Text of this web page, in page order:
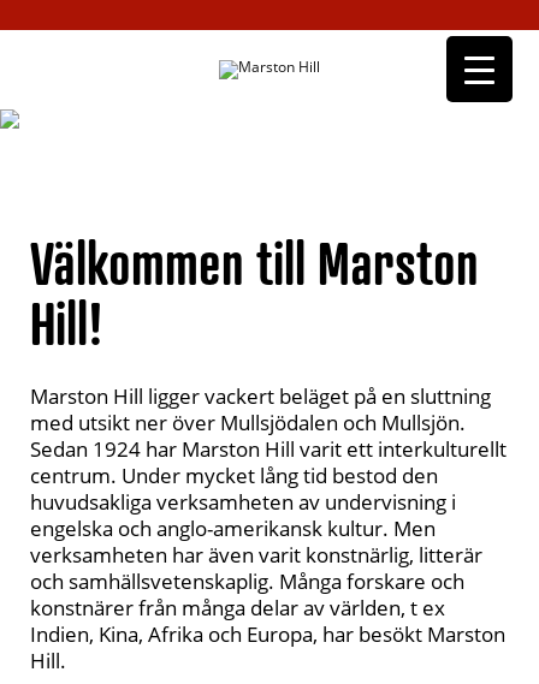
Välkommen till Marston
Hill!
Marston Hill ligger vackert beläget på en sluttning
med utsikt ner över Mullsjödalen och Mullsjön.
Sedan 1924 har Marston Hill varit ett interkulturellt
centrum. Under mycket lång tid bestod den
huvudsakliga verksamheten av undervisning i
engelska och anglo-amerikansk kultur. Men
verksamheten har även varit konstnärlig, litterär
och samhällsvetenskaplig. Många forskare och
konstnärer från många delar av världen, t ex
Indien, Kina, Afrika och Europa, har besökt Marston
Hill.